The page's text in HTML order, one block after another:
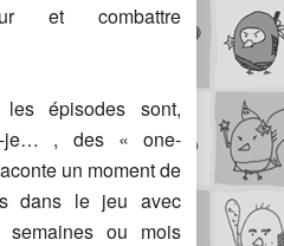
et combattre
les épisodes sont,
je… , des « one-
un moment de
dans le jeu avec
semaines ou mois